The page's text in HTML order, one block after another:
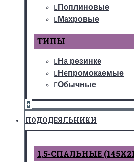
Поплиновые
Махровые
ТИПЫ
На резинке
Непромокаемые
Обычные
+
ПОДОДЕЯЛЬНИКИ
1,5-СПАЛЬНЫЕ